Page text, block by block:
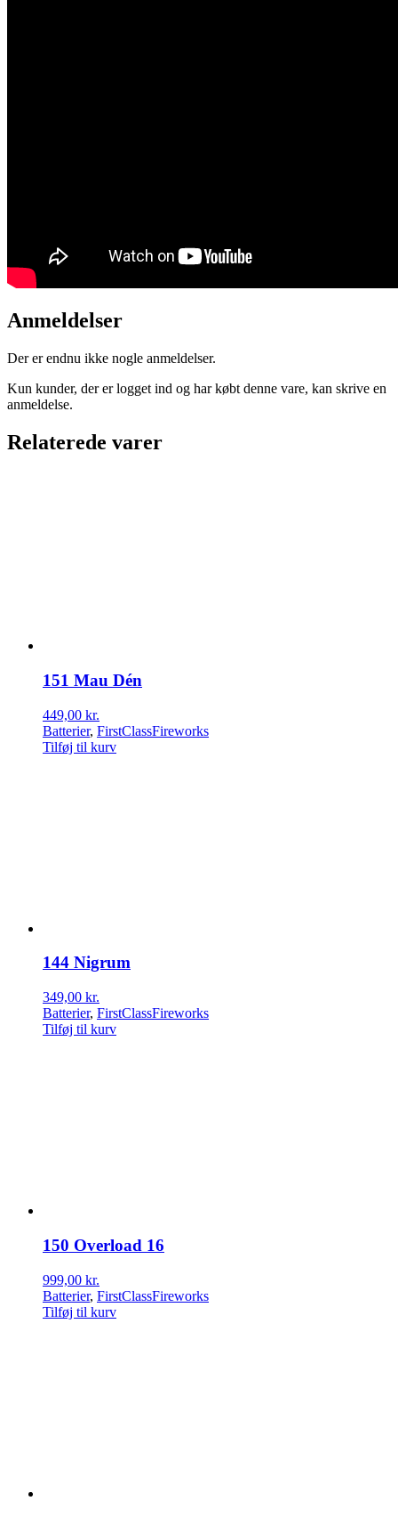
Anmeldelser
Der er endnu ikke nogle anmeldelser.
Kun kunder, der er logget ind og har købt denne vare, kan skrive en
anmeldelse.
Relaterede varer
151 Mau Dén
449,00 kr.
Batterier, FirstClassFireworks
Tilføj til kurv
144 Nigrum
349,00 kr.
Batterier, FirstClassFireworks
Tilføj til kurv
150 Overload 16
999,00 kr.
Batterier, FirstClassFireworks
Tilføj til kurv